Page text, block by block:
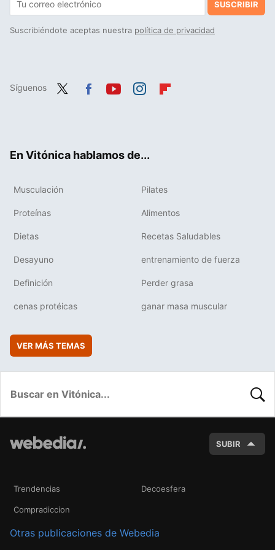
SUSCRIBIR
Suscribiéndote aceptas nuestra política de privacidad
Síguenos
En Vitónica hablamos de...
Musculación Pilates
Proteínas Alimentos
Dietas Recetas Saludables
Desayuno entrenamiento de fuerza
Definición Perder grasa
cenas protéicas ganar masa muscular
VER MÁS TEMAS
SUBIR
Trendencias Decoesfera
Compradiccion
Otras publicaciones de Webedia